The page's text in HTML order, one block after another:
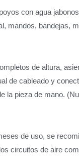
con agua
mandos, bandejas,
de altura,
de cableado y
la pieza de mano.
de uso, se
circuitos de aire